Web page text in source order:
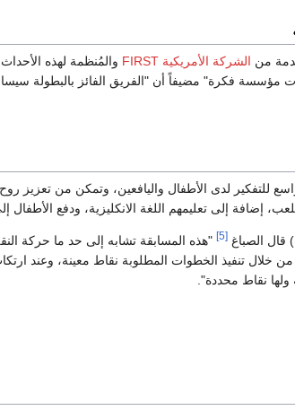
من الشركة الأمريكية FIRST
مؤسسة فكرة" مضيفاً أن "الفريق الفائز بالبطولة
للتفكير لدى الأطفال واليافعين، وتمكن من تعزيز
إضافة إلى تعليمهم اللغة الانكليزية، ودفع
الصباغ [5]
"هذه المسابقة تشابه إلى حد ما حركة
من خلال تنفيذ الخطوات المطلوبة نقاط معينة،
ولها نقاط محددة".